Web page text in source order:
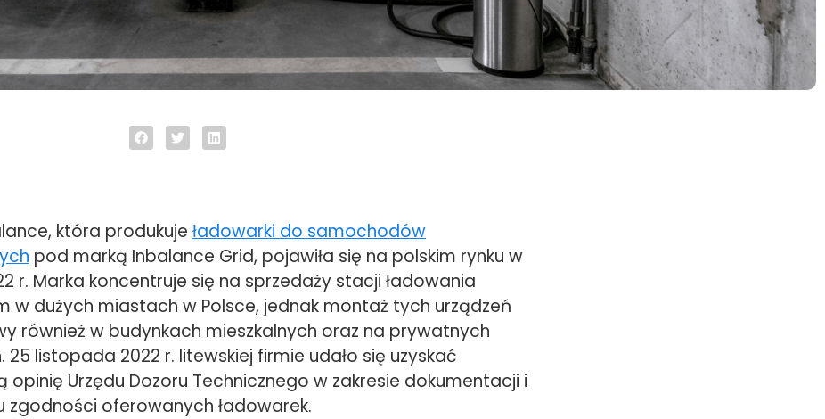
która produkuje ładowarki do samochodów
pod marką Inbalance Grid, pojawiła się na polskim rynku w
r. Marka koncentruje się na sprzedaży stacji ładowania
w dużych miastach w Polsce, jednak montaż tych urządzeń
również w budynkach mieszkalnych oraz na prywatnych
25 listopada 2022 r. litewskiej firmie udało się uzyskać
opinię Urzędu Dozoru Technicznego w zakresie dokumentacji i
zgodności oferowanych ładowarek.